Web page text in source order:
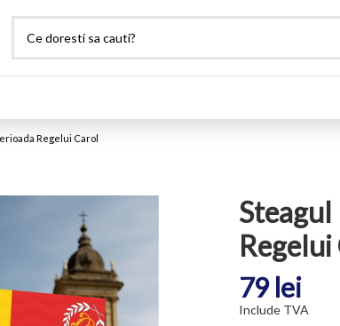
Regelui Carol
Steagul
79 lei
Include TVA